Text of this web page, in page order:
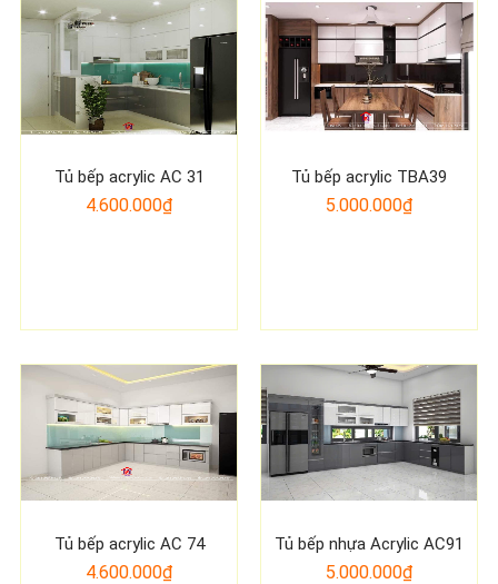
Tủ bếp acrylic AC 31
4.600.000₫
Tủ bếp acrylic TBA39
5.000.000₫
Tủ bếp acrylic AC 74
4.600.000₫
Tủ bếp nhựa Acrylic AC91
5.000.000₫